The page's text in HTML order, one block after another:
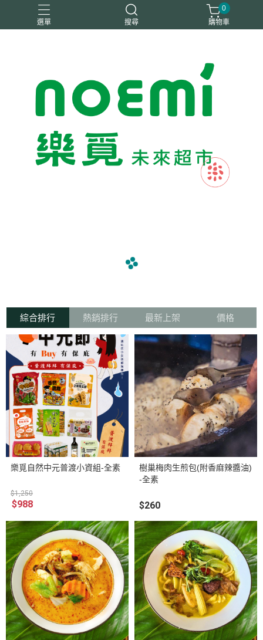
選單 搜尋
0
購物車
綜合排行 熱銷排行 最新上架 價格
樂覓自然中元普渡小資組-全素
$1,250
$988
樹巢梅肉生煎包(附香麻辣醬油)
-全素
$260